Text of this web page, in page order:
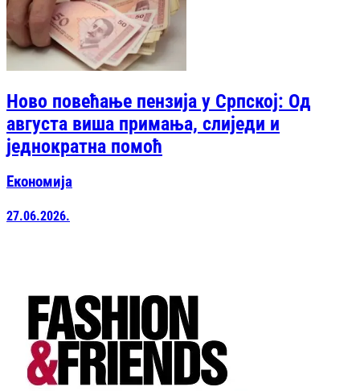
Ново повећање пензија у Српској: Од
августа виша примања, слиједи и
једнократна помоћ
Економија
27.06.2026.